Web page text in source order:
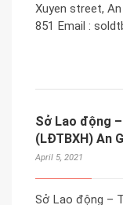
Xuyen street,
851 Email :
Sở Lao động
(LĐTBXH) An
April 5, 2021
Sở Lao động –